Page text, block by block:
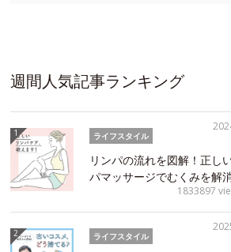
週間人気記事ランキング
ライフスタイル
リンパの流れを図解！正し
パマッサージでむくみを解
1833897
ライフスタイル